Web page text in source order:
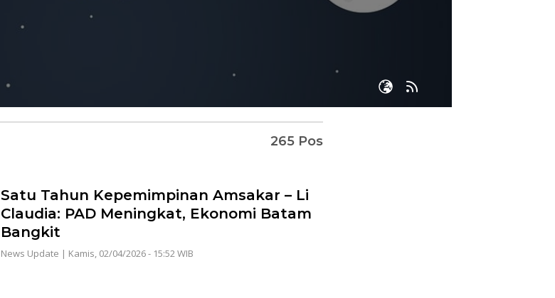
265 Pos
Satu Tahun Kepemimpinan Amsakar – Li
Claudia: PAD Meningkat, Ekonomi Batam
Bangkit
News Update | Kamis, 02/04/2026 - 15:52 WIB